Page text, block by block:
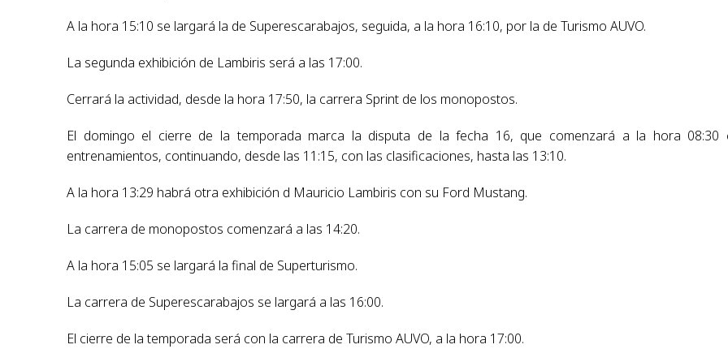
A la hora 15:10 se largará la de Superescarabajos, seguida, a la hora 16:10, por la de Turismo AUVO.
La segunda exhibición de Lambiris será a las 17:00.
Cerrará la actividad, desde la hora 17:50, la carrera Sprint de los monopostos.
El domingo el cierre de la temporada marca la disputa de la fecha 16, que comenzará a la hora 08:30
entrenamientos, continuando, desde las 11:15, con las clasificaciones, hasta las 13:10.
A la hora 13:29 habrá otra exhibición d Mauricio Lambiris con su Ford Mustang.
La carrera de monopostos comenzará a las 14:20.
A la hora 15:05 se largará la final de Superturismo.
La carrera de Superescarabajos se largará a las 16:00.
El cierre de la temporada será con la carrera de Turismo AUVO, a la hora 17:00.